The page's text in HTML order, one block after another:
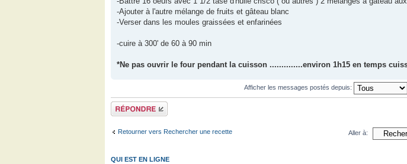
-Ajouter à l'autre mélange de fruits et gâteau blanc
-Verser dans les moules graissées et enfarinées
-cuire à 300' de 60 à 90 min
*Ne pas ouvrir le four pendant la cuisson ..............environ 1h15 en temps
Afficher les messages postés depuis:
Répondre
Retourner vers Rechercher une recette Aller à:
QUI EST EN LIGNE